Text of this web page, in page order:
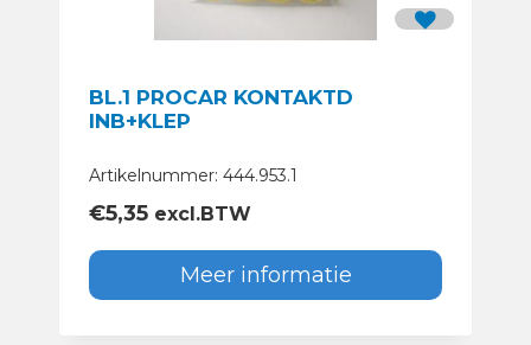
BL.1 PROCAR KONTAKTD
INB+KLEP
Artikelnummer: 444.953.1
€5,35 excl.BTW
Meer informatie